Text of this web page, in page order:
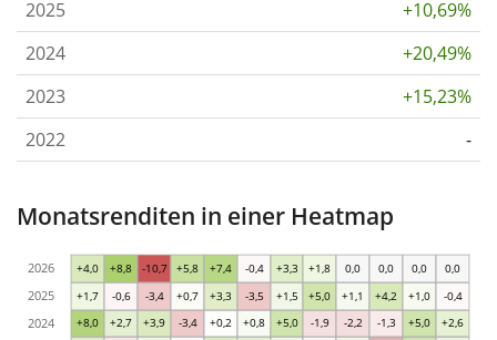
2025
+10,69%
2024
+20,49%
2023
+15,23%
2022
-
Monatsrenditen in einer Heatmap
+8,0 +2,7 +3,9 -3,4 +0,2 +0,8 +5,0 -1,9 -2,2 -1,3 +5,0 +2,6
+1,7 -0,6 -3,4 +0,7 +3,3 -3,5 +1,5 +5,0 +1,1 +4,2 +1,0 -0,4
+4,0 +8,8 -10,7 +5,8 +7,4 -0,4 +3,3 +1,8 0,0 0,0 0,0 0,0
2024
2025
2026